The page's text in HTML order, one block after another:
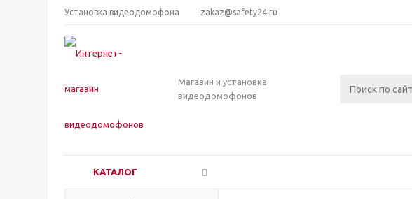
Установка видеодомофона zakaz@safety24.ru
Магазин и установка
видеодомофонов
КАТАЛОГ